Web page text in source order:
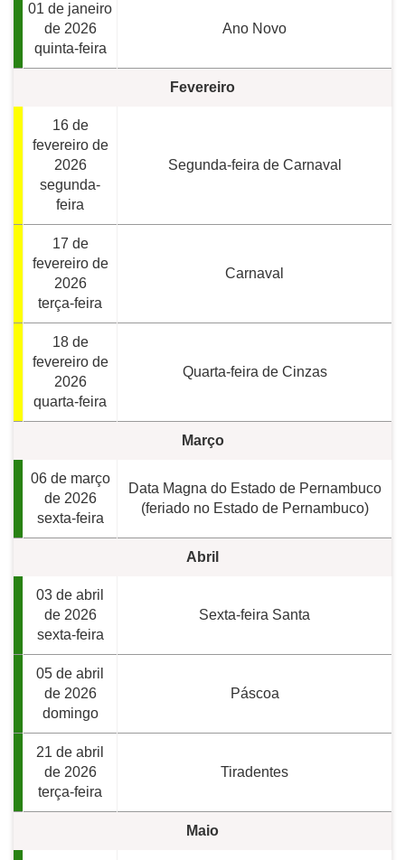
01 de janeiro
de 2026
quinta-feira
Ano Novo
Fevereiro
16 de
fevereiro de
2026
segunda-
feira
Segunda-feira de Carnaval
17 de
fevereiro de
2026
terça-feira
Carnaval
18 de
fevereiro de
2026
quarta-feira
Quarta-feira de Cinzas
Março
06 de março
de 2026
sexta-feira
Data Magna do Estado de Pernambuco
(feriado no Estado de Pernambuco)
Abril
03 de abril
de 2026
sexta-feira
Sexta-feira Santa
05 de abril
de 2026
domingo
Páscoa
21 de abril
de 2026
terça-feira
Tiradentes
Maio